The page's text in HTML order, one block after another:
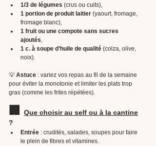
1/3 de légumes (crus ou cuits),
1 portion de produit laitier (yaourt, fromage,
fromage blanc),
1 fruit ou une compote sans sucres
ajoutés,
1 c. à soupe d’huile de qualité (colza, olive,
noix).
💡 Astuce : variez vos repas au fil de la semaine
pour éviter la monotonie et limiter les plats trop
gras (comme les frites répétées).
🏢
Que choisir au self ou à la cantine
?
Entrée : crudités, salades, soupes pour faire
le plein de fibres et vitamines.